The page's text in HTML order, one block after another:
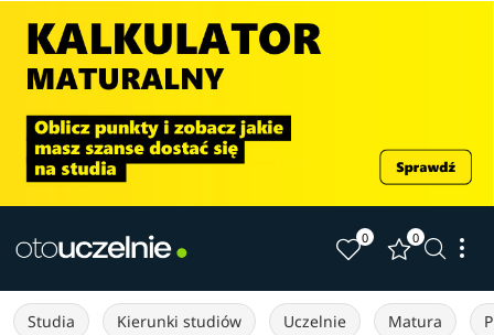
0 0
Studia Kierunki studiów Uczelnie Matura